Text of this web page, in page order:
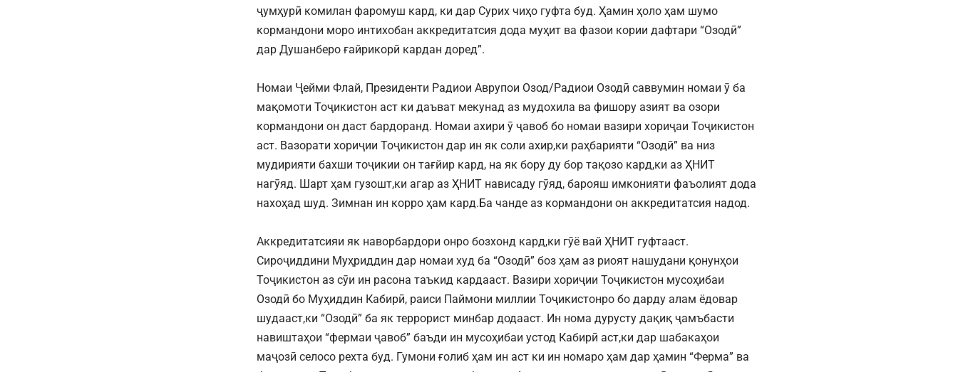
ҷумҳурӣ комилан фаромуш кард, ки дар Сурих чиҳо гуфта буд. Ҳамин ҳоло ҳам шумо
кормандони моро интихобан аккредитатсия дода муҳит ва фазои кории дафтари “Озодӣ”
дар Душанберо ғайрикорӣ кардан доред”.
Номаи Ҷейми Флай, Президенти Радиои Аврупои Озод/Радиои Озодӣ саввумин номаи ӯ ба
мақомоти Тоҷикистон аст ки даъват мекунад аз мудохила ва фишору азият ва озори
кормандони он даст бардоранд. Номаи ахири ӯ ҷавоб бо номаи вазири хориҷаи Тоҷикистон
аст. Вазорати хориҷии Тоҷикистон дар ин як соли ахир,ки раҳбарияти “Озодӣ” ва низ
мудирияти бахши тоҷикии он тағйир кард, на як бору ду бор тақозо кард,ки аз ҲНИТ
нагӯяд. Шарт ҳам гузошт,ки агар аз ҲНИТ нависаду гӯяд, барояш имконияти фаъолият дода
нахоҳад шуд. Зимнан ин корро ҳам кард.Ба чанде аз кормандони он аккредитатсия надод.
Аккредитатсияи як наворбардори онро бозхонд кард,ки гӯё вай ҲНИТ гуфтааст.
Сироҷиддини Муҳриддин дар номаи худ ба “Озодӣ” боз ҳам аз риоят нашудани қонунҳои
Тоҷикистон аз сӯи ин расона таъкид кардааст. Вазири хориҷии Тоҷикистон мусоҳибаи
Озодӣ бо Муҳиддин Кабирӣ, раиси Паймони миллии Тоҷикистонро бо дарду алам ёдовар
шудааст,ки “Озодӣ” ба як террорист минбар додааст. Ин нома дурусту дақиқ ҷамъбасти
навиштаҳои “фермаи ҷавоб” баъди ин мусоҳибаи устод Кабирӣ аст,ки дар шабакаҳои
маҷозӣ селосо рехта буд. Гумони ғолиб ҳам ин аст ки ин номаро ҳам дар ҳамин “Ферма” ва